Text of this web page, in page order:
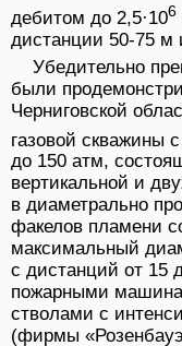
дебитом до 2,5·106
дистанции 50-75 м
Убедительно
были
Черниговской
газовой скважины
до 150 атм,
вертикальной и
в диаметрально
факелов пламени
максимальный
с дистанций от 15
пожарными
стволами с
(фирмы